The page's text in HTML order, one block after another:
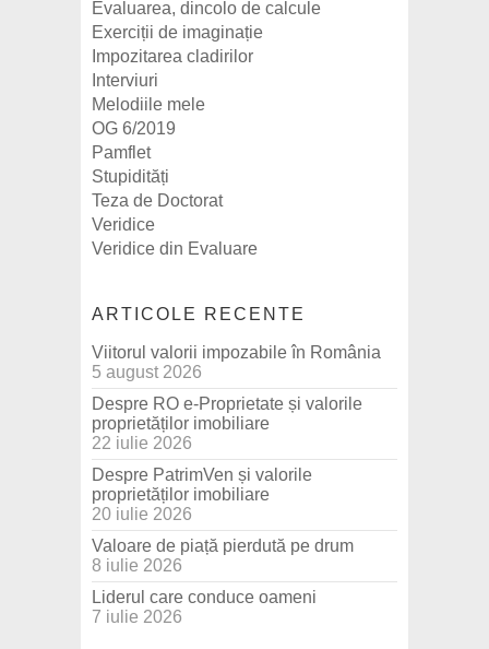
Evaluarea, dincolo de calcule
Exerciții de imaginație
Impozitarea cladirilor
Interviuri
Melodiile mele
OG 6/2019
Pamflet
Stupidități
Teza de Doctorat
Veridice
Veridice din Evaluare
ARTICOLE RECENTE
Viitorul valorii impozabile în România
5 august 2026
Despre RO e-Proprietate și valorile
proprietăților imobiliare
22 iulie 2026
Despre PatrimVen și valorile
proprietăților imobiliare
20 iulie 2026
Valoare de piață pierdută pe drum
8 iulie 2026
Liderul care conduce oameni
7 iulie 2026